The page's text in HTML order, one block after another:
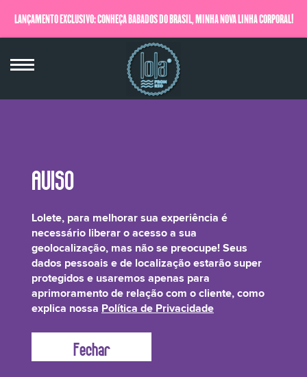
LANÇAMENTO EXCLUSIVO: CONHEÇA BABADOS DO BRASIL, MINHA NOVA LINHA CORPORAL!
QUERO SABER MAIS
Alanine (L-Alanine)
É um aminoácido que ajuda na formação da vitamina B6. Possui propriedades
hidratantes, e é usado em cosméticos para produzir surfactantes e
vitaminas.
Lolete, para melhorar sua experiência é
necessário liberar o acesso a sua
geolocalização, mas não se preocupe! Seus
dados pessoais e de localização estarão super
protegidos e usaremos apenas para
aprimoramento de relação com o cliente, como
explica nossa Política de Privacidade